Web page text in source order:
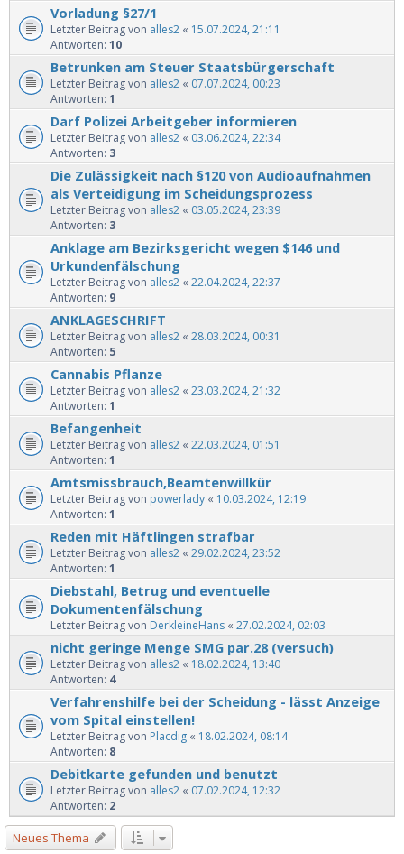
Vorladung §27/1
Letzter Beitrag von alles2 « 15.07.2024, 21:11
Antworten: 10
Betrunken am Steuer Staatsbürgerschaft
Letzter Beitrag von alles2 « 07.07.2024, 00:23
Antworten: 1
Darf Polizei Arbeitgeber informieren
Letzter Beitrag von alles2 « 03.06.2024, 22:34
Antworten: 3
Die Zulässigkeit nach §120 von Audioaufnahmen
als Verteidigung im Scheidungsprozess
Letzter Beitrag von alles2 « 03.05.2024, 23:39
Antworten: 3
Anklage am Bezirksgericht wegen $146 und
Urkundenfälschung
Letzter Beitrag von alles2 « 22.04.2024, 22:37
Antworten: 9
ANKLAGESCHRIFT
Letzter Beitrag von alles2 « 28.03.2024, 00:31
Antworten: 5
Cannabis Pflanze
Letzter Beitrag von alles2 « 23.03.2024, 21:32
Antworten: 1
Befangenheit
Letzter Beitrag von alles2 « 22.03.2024, 01:51
Antworten: 1
Amtsmissbrauch,Beamtenwillkür
Letzter Beitrag von powerlady « 10.03.2024, 12:19
Antworten: 1
Reden mit Häftlingen strafbar
Letzter Beitrag von alles2 « 29.02.2024, 23:52
Antworten: 1
Diebstahl, Betrug und eventuelle
Dokumentenfälschung
Letzter Beitrag von DerkleineHans « 27.02.2024, 02:03
nicht geringe Menge SMG par.28 (versuch)
Letzter Beitrag von alles2 « 18.02.2024, 13:40
Antworten: 4
Verfahrenshilfe bei der Scheidung - lässt Anzeige
vom Spital einstellen!
Letzter Beitrag von Placdig « 18.02.2024, 08:14
Antworten: 8
Debitkarte gefunden und benutzt
Letzter Beitrag von alles2 « 07.02.2024, 12:32
Antworten: 2
Neues Thema